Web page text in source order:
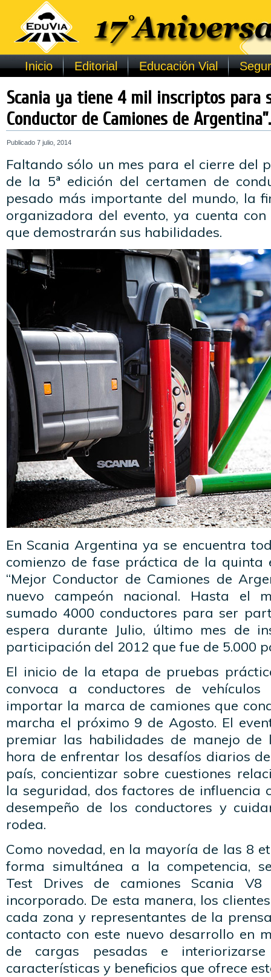
Inicio Editorial Educación Vial
Scania ya tiene 4 mil inscriptos para
Conductor de Camiones de Argentina”.
Publicado 7 julio, 2014
Faltando sólo un mes para el cierre del
de la 5ª edición del certamen de
pesado más importante del mundo, la
organizadora del evento, ya cuenta
que demostrarán sus habilidades.
En Scania Argentina ya se encuentra
comienzo de fase práctica de la quinta
“Mejor Conductor de Camiones de
nuevo campeón nacional. Hasta el
sumado 4000 conductores para ser
espera durante Julio, último mes de
participación del 2012 que fue de 5.000
El inicio de la etapa de pruebas
convoca a conductores de
importar la marca de camiones que
marcha el próximo 9 de Agosto. El
premiar las habilidades de manejo de
hora de enfrentar los desafíos diarios
país, concientizar sobre cuestiones
la seguridad, dos factores de influencia
desempeño de los conductores y
rodea.
Como novedad, en la mayoría de las 8
forma simultánea a la competencia,
Test Drives de camiones Scania V8
incorporado. De esta manera, los
cada zona y representantes de la
contacto con este nuevo desarrollo en
de cargas pesadas e
características y beneficios que ofrece